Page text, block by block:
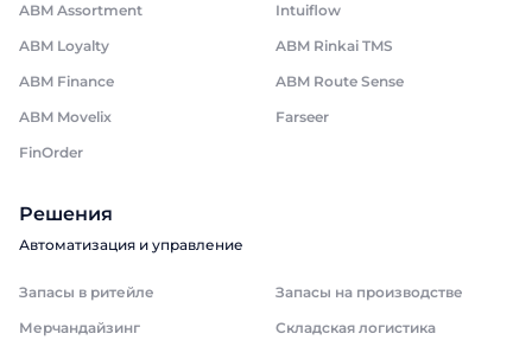
ABM Assortment
Intuiflow
ABM Loyalty
ABM Rinkai TMS
ABM Finance
ABM Route Sense
ABM Movelix
Farseer
FinOrder
Решения
Автоматизация и управление
Запасы в ритейле
Запасы на производстве
Мерчандайзинг
Складская логистика